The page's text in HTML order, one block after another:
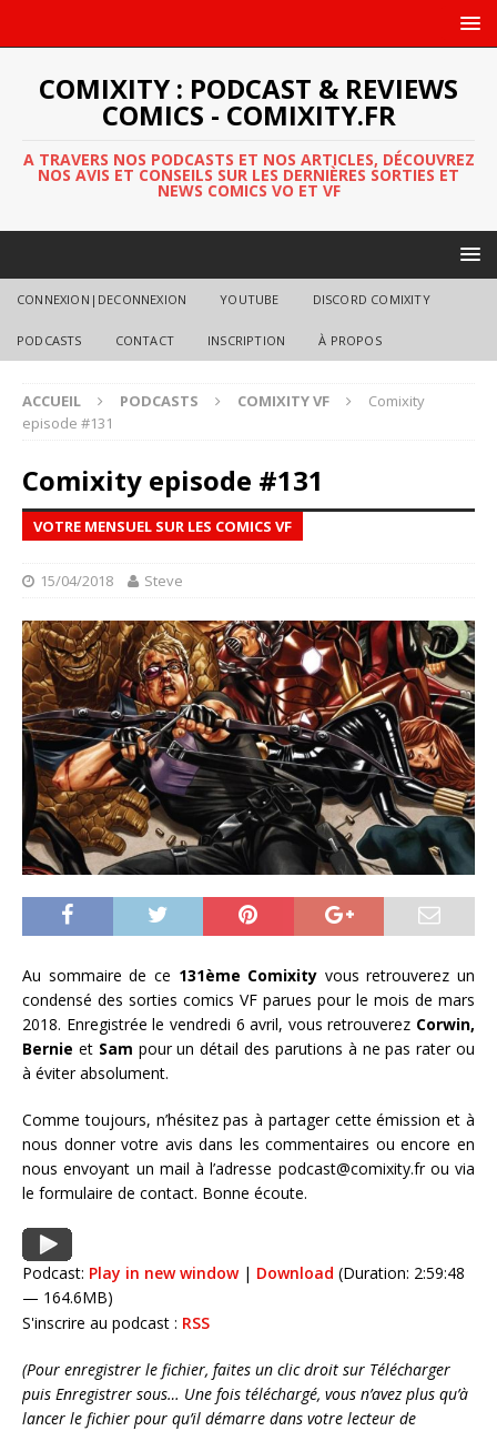
COMIXITY : PODCAST & REVIEWS
COMICS - COMIXITY.FR
A TRAVERS NOS PODCASTS ET NOS ARTICLES, DÉCOUVREZ
NOS AVIS ET CONSEILS SUR LES DERNIÈRES SORTIES ET
NEWS COMICS VO ET VF
CONNEXION|DECONNEXION YOUTUBE DISCORD COMIXITY
PODCASTS CONTACT INSCRIPTION À PROPOS
ACCUEIL PODCASTS COMIXITY VF
Comixity
episode #131
Comixity episode #131
VOTRE MENSUEL SUR LES COMICS VF
15/04/2018 Steve
Au sommaire de ce 131ème Comixity vous retrouverez un
condensé des sorties comics VF parues pour le mois de mars
2018. Enregistrée le vendredi 6 avril, vous retrouverez Corwin,
Bernie et Sam pour un détail des parutions à ne pas rater ou
à éviter absolument.
Comme toujours, n’hésitez pas à partager cette émission et à
nous donner votre avis dans les commentaires ou encore en
nous envoyant un mail à l’adresse podcast@comixity.fr ou via
le formulaire de contact. Bonne écoute.
Podcast: Play in new window| Download (Duration: 2:59:48
— 164.6MB)
S'inscrire au podcast : RSS
(Pour enregistrer le fichier, faites un clic droit sur Télécharger
puis Enregistrer sous… Une fois téléchargé, vous n’avez plus qu’à
lancer le fichier pour qu’il démarre dans votre lecteur de